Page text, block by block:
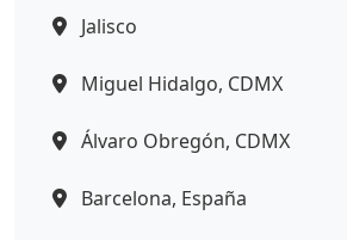
Jalisco
Miguel Hidalgo, CDMX
Álvaro Obregón, CDMX
Barcelona, España